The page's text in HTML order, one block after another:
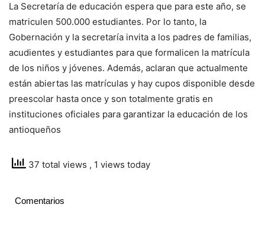
La Secretaría de educación espera que para este año, se
matriculen 500.000 estudiantes. Por lo tanto, la
Gobernación y la secretaría invita a los padres de familias,
acudientes y estudiantes para que formalicen la matrícula
de los niños y jóvenes. Además, aclaran que actualmente
están abiertas las matrículas y hay cupos disponible desde
preescolar hasta once y son totalmente gratis en
instituciones oficiales para garantizar la educación de los
antioqueños
37 total views , 1 views today
Comentarios